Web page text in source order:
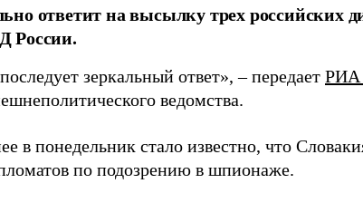
ответит на высылку трех российских
России.
зеркальный ответ», – передает РИА
ведомства.
в понедельник стало известно, что
по подозрению в шпионаже.